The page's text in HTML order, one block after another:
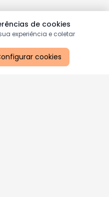
de cookies
experiência e coletar
cookies